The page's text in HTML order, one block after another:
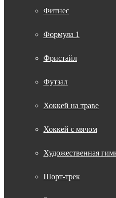
Фитнес
Формула 1
Фристайл
Футзал
Хоккей на траве
Хоккей с мячом
Художественная
Шорт-трек